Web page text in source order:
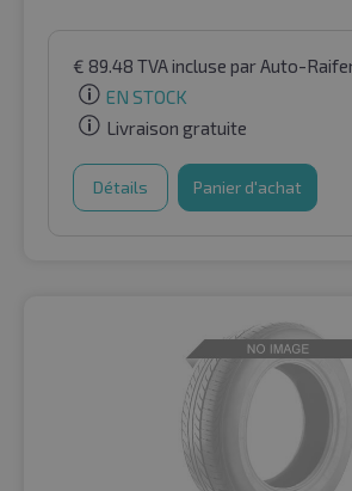
€ 89.48 TVA incluse par Auto-
EN STOCK
Livraison gratuite
Détails Panier d'achat